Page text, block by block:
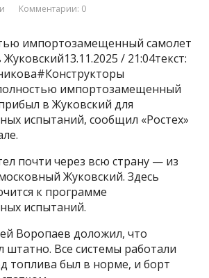
Комментарии: 0
импортозамещенный самолет
/ 21:04текст:
импортозамещенный
в Жуковский для
испытаний, сообщил «Ростех»
почти через всю страну — из
Жуковский. Здесь
к программе
испытаний.
Воропаев доложил, что
штатно. Все системы работали
топлива был в норме, и борт